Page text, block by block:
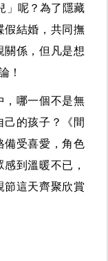
」呢？為了隱藏
假結婚，共同撫
關係，但凡是想
！
，哪一個不是無
己的孩子？《間
備受喜愛，角色
到溫暖不已，
節這天齊聚欣賞